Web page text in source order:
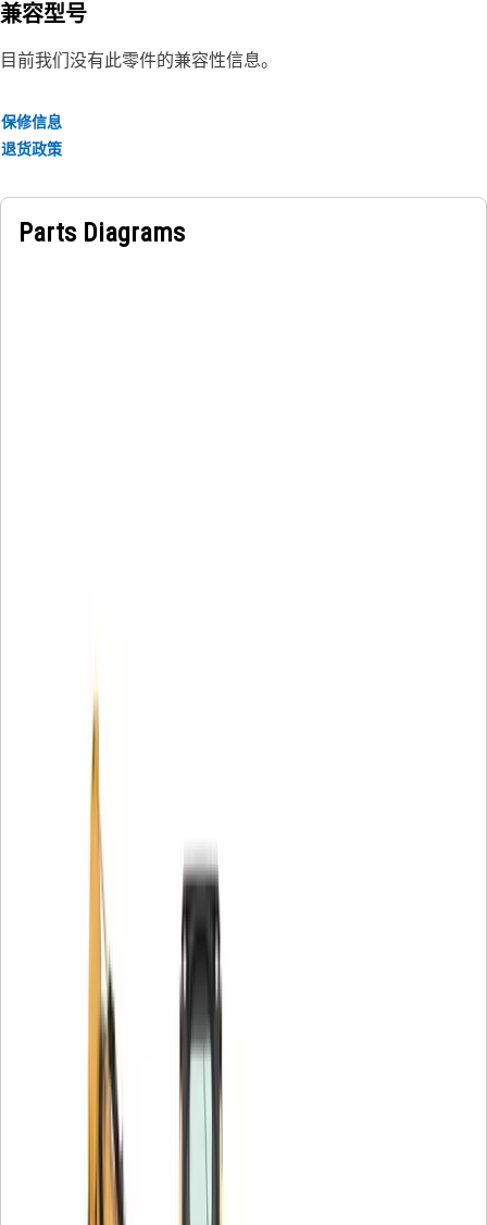
兼容型号
目前我们没有此零件的兼容性信息。
保修信息
退货政策
Parts Diagrams